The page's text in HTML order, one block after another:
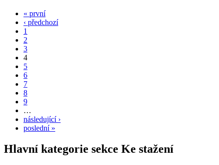
« první
‹ předchozí
1
2
3
4
5
6
7
8
9
…
následující ›
poslední »
Hlavní kategorie sekce Ke stažení